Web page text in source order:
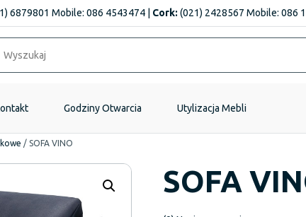
6879801 Mobile: 086 4543474 | Cork: (021) 2428567 Mobile: 086
Godziny Otwarcia Utylizacja Mebli
/ SOFA VINO
SOFA